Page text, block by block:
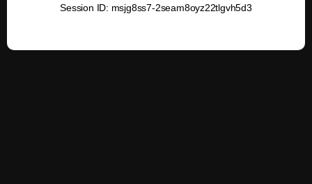
Session ID: msjg8ss7-2seam8oyz22tlgvh5d3